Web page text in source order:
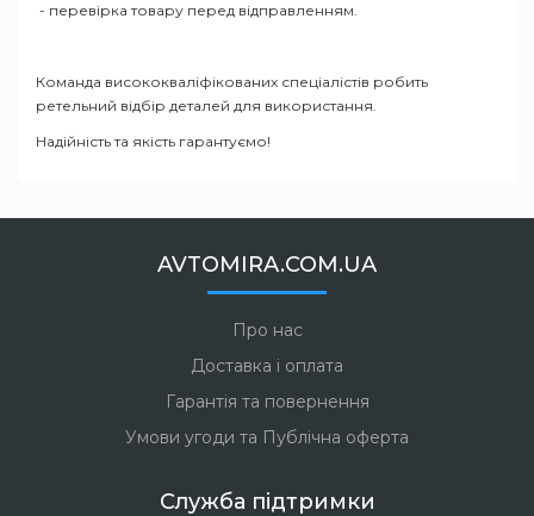
- перевірка товару перед відправленням.
Команда висококваліфікованих спеціалістів робить
ретельний відбір деталей для використання.
Надійність та якість гарантуємо!
AVTOMIRA.COM.UA
Про нас
Доставка і оплата
Гарантія та повернення
Умови угоди та Публічна оферта
Служба підтримки